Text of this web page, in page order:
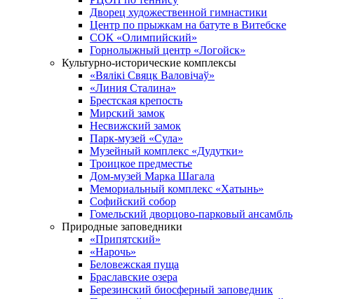
Дворец художественной гимнастики
Центр по прыжкам на батуте в Витебске
СОК «Олимпийский»
Горнолыжный центр «Логойск»
Культурно-исторические комплексы
«Вялікі Свяцк Валовічаў»
«Линия Сталина»
Брестская крепость
Мирский замок
Несвижский замок
Парк-музей «Сула»
Музейный комплекс «Дудутки»
Троицкое предместье
Дом-музей Марка Шагала
Мемориальный комплекс «Хатынь»
Софийский собор
Гомельский дворцово-парковый ансамбль
Природные заповедники
«Припятский»
«Нарочь»
Беловежская пуща
Браславские озера
Березинский биосферный заповедник